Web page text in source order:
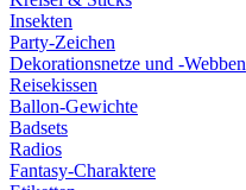
Insekten
Party-Zeichen
Dekorationsnetze und -Webben
Reisekissen
Ballon-Gewichte
Badsets
Radios
Fantasy-Charaktere